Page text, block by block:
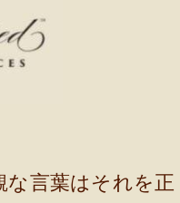
な言葉はそれを正